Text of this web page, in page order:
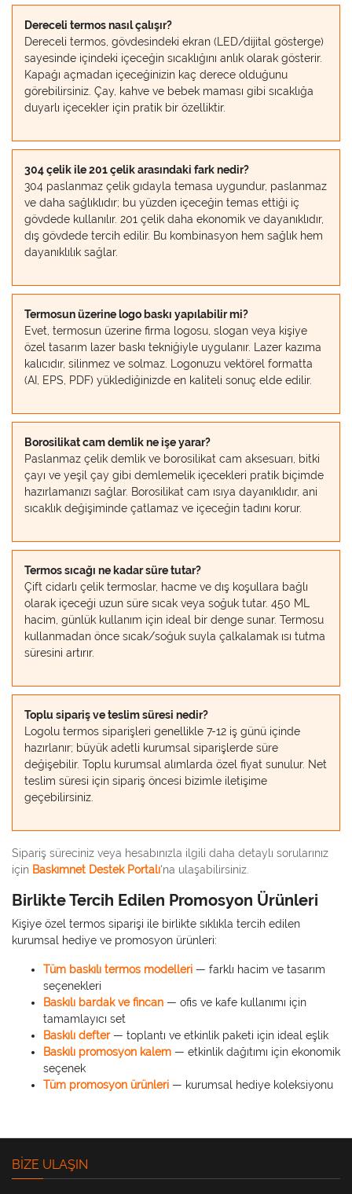
Dereceli termos nasıl çalışır?
Dereceli termos, gövdesindeki ekran (LED/dijital gösterge)
sayesinde içindeki içeceğin sıcaklığını anlık olarak gösterir.
Kapağı açmadan içeceğinizin kaç derece olduğunu
görebilirsiniz. Çay, kahve ve bebek maması gibi sıcaklığa
duyarlı içecekler için pratik bir özelliktir.
304 çelik ile 201 çelik arasındaki fark nedir?
304 paslanmaz çelik gıdayla temasa uygundur, paslanmaz
ve daha sağlıklıdır; bu yüzden içeceğin temas ettiği iç
gövdede kullanılır. 201 çelik daha ekonomik ve dayanıklıdır,
dış gövdede tercih edilir. Bu kombinasyon hem sağlık hem
dayanıklılık sağlar.
Termosun üzerine logo baskı yapılabilir mi?
Evet, termosun üzerine firma logosu, slogan veya kişiye
özel tasarım lazer baskı tekniğiyle uygulanır. Lazer kazıma
kalıcıdır, silinmez ve solmaz. Logonuzu vektörel formatta
(AI, EPS, PDF) yüklediğinizde en kaliteli sonuç elde edilir.
Borosilikat cam demlik ne işe yarar?
Paslanmaz çelik demlik ve borosilikat cam aksesuarı, bitki
çayı ve yeşil çay gibi demlemelik içecekleri pratik biçimde
hazırlamanızı sağlar. Borosilikat cam ısıya dayanıklıdır, ani
sıcaklık değişiminde çatlamaz ve içeceğin tadını korur.
Termos sıcağı ne kadar süre tutar?
Çift cidarlı çelik termoslar, hacme ve dış koşullara bağlı
olarak içeceği uzun süre sıcak veya soğuk tutar. 450 ML
hacim, günlük kullanım için ideal bir denge sunar. Termosu
kullanmadan önce sıcak/soğuk suyla çalkalamak ısı tutma
süresini artırır.
Toplu sipariş ve teslim süresi nedir?
Logolu termos siparişleri genellikle 7-12 iş günü içinde
hazırlanır; büyük adetli kurumsal siparişlerde süre
değişebilir. Toplu kurumsal alımlarda özel fiyat sunulur. Net
teslim süresi için sipariş öncesi bizimle iletişime
geçebilirsiniz.
Sipariş süreciniz veya hesabınızla ilgili daha detaylı sorularınız
için Baskımnet Destek Portalı'na ulaşabilirsiniz.
Birlikte Tercih Edilen Promosyon Ürünleri
Kişiye özel termos siparişi ile birlikte sıklıkla tercih edilen
kurumsal hediye ve promosyon ürünleri:
Tüm baskılı termos modelleri — farklı hacim ve tasarım
seçenekleri
Baskılı bardak ve fincan — ofis ve kafe kullanımı için
tamamlayıcı set
Baskılı defter— toplantı ve etkinlik paketi için ideal eşlik
Baskılı promosyon kalem — etkinlik dağıtımı için ekonomik
seçenek
Tüm promosyon ürünleri — kurumsal hediye koleksiyonu
BIZE ULAŞIN